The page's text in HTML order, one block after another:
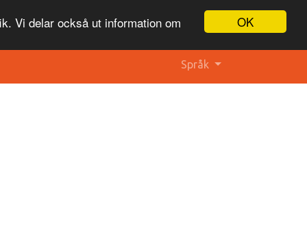
OK
Vi delar också ut information om
Språk